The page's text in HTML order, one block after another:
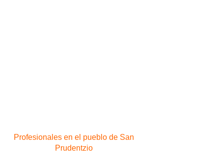
Profesionales en el pueblo de San
Prudentzio